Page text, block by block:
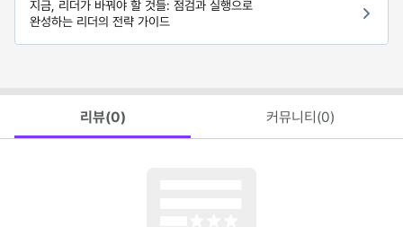
지금, 리더가 바꿔야 할 것들: 점검과 실행으로
완성하는 리더의 전략 가이드
리뷰(0) 커뮤니티(0)